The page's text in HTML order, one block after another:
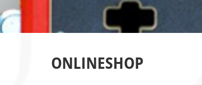
ONLINESHOP